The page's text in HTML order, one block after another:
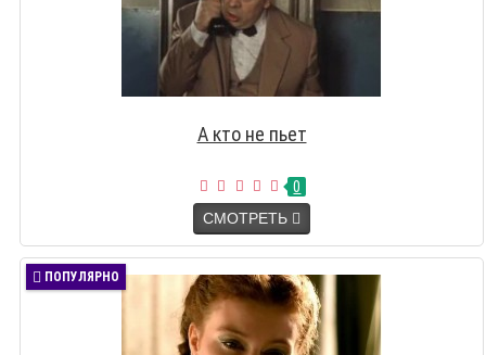
А кто не пьет
0
СМОТРЕТЬ
ПОПУЛЯРНО